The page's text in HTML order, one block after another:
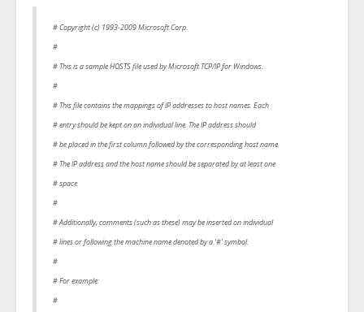
# Copyright (c) 1993-2009 Microsoft Corp.
#
# This is a sample HOSTS file used by Microsoft TCP/IP for Windows.
#
# This file contains the mappings of IP addresses to host names. Each
# entry should be kept on an individual line. The IP address should
# be placed in the first column followed by the corresponding host name.
# The IP address and the host name should be separated by at least one
# space.
#
# Additionally, comments (such as these) may be inserted on individual
# lines or following the machine name denoted by a '#' symbol.
#
# For example:
#